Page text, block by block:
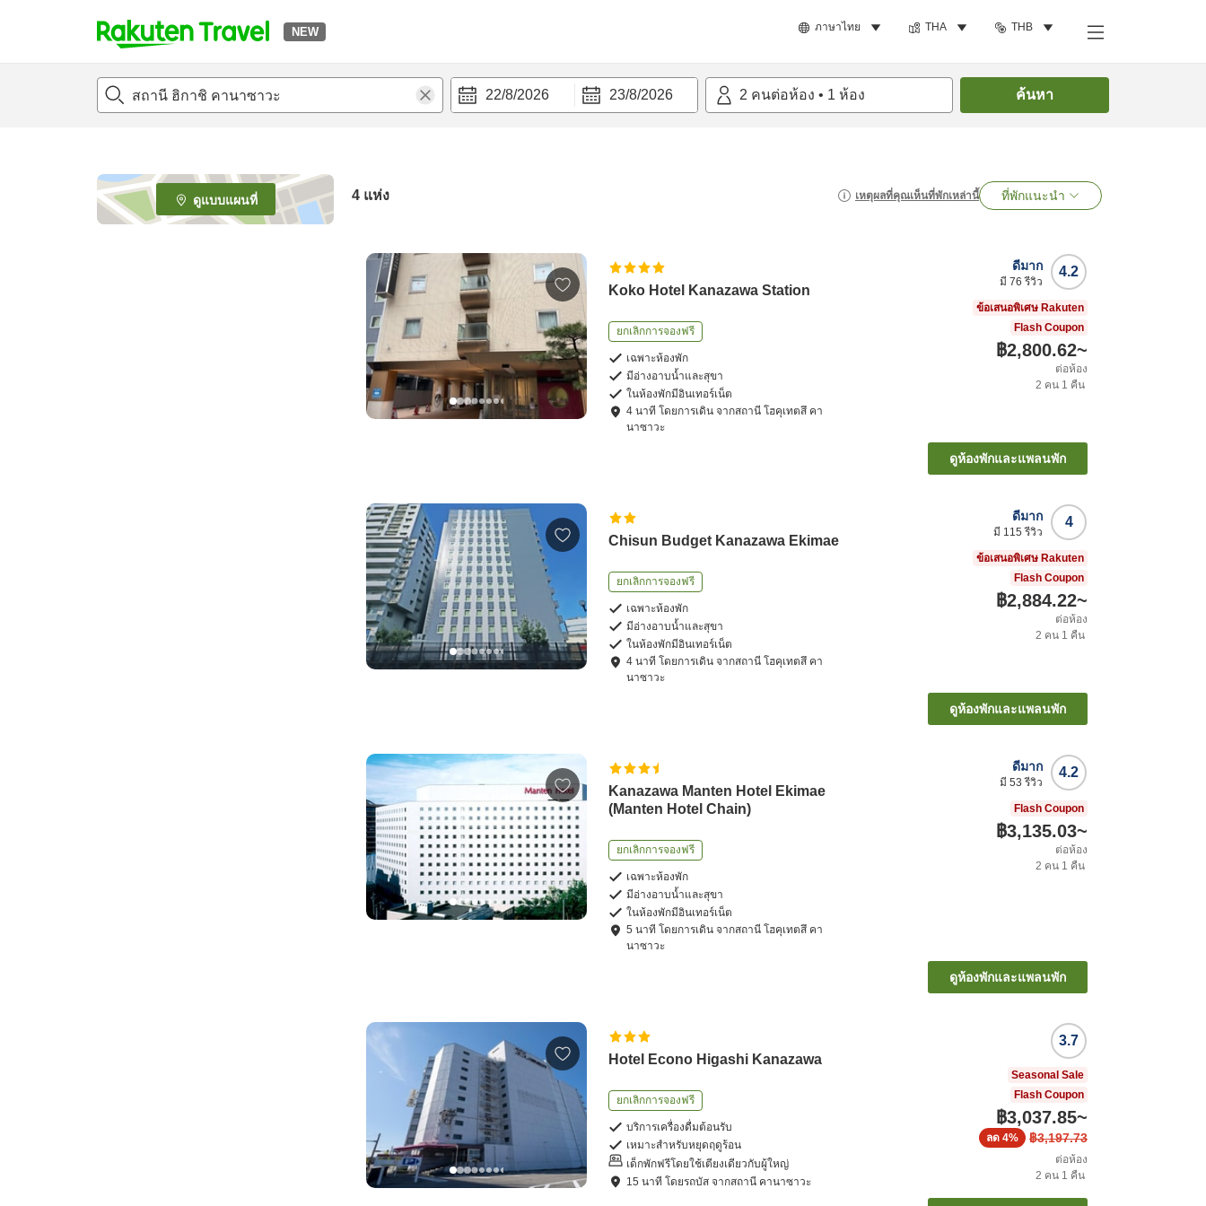
NEW ภาษาไทย THA THB
t
p
e
_
s
22/8/2026 23/8/2026 2 คนต่อห้อง • 1 ห้อง ค้นหา
ดูแบบแผนที่ 4 แห่ง เหตุผลที่คุณเห็นที่พักเหล่านี้ ที่พักแนะนำ
Koko Hotel Kanazawa Station
ยกเลิกการจองฟรี
เฉพาะห้องพัก
มีอ่างอาบน้ำและสุขา
ในห้องพักมีอินเทอร์เน็ต
4 นาที โดยการเดิน จากสถานี โฮคุเทตสึ คา
นาซาวะ
4.2
ดีมาก
มี 76 รีวิว
ข้อเสนอพิเศษ Rakuten
Flash Coupon
฿2,800.62~
ต่อห้อง
2 คน 1 คืน
ดูห้องพักและแพลนพัก
Chisun Budget Kanazawa Ekimae
ยกเลิกการจองฟรี
เฉพาะห้องพัก
มีอ่างอาบน้ำและสุขา
ในห้องพักมีอินเทอร์เน็ต
4 นาที โดยการเดิน จากสถานี โฮคุเทตสึ คา
นาซาวะ
4
ดีมาก
มี 115 รีวิว
ข้อเสนอพิเศษ Rakuten
Flash Coupon
฿2,884.22~
ต่อห้อง
2 คน 1 คืน
ดูห้องพักและแพลนพัก
Kanazawa Manten Hotel Ekimae
(Manten Hotel Chain)
ยกเลิกการจองฟรี
เฉพาะห้องพัก
มีอ่างอาบน้ำและสุขา
ในห้องพักมีอินเทอร์เน็ต
5 นาที โดยการเดิน จากสถานี โฮคุเทตสึ คา
นาซาวะ
4.2
ดีมาก
มี 53 รีวิว
Flash Coupon
฿3,135.03~
ต่อห้อง
2 คน 1 คืน
ดูห้องพักและแพลนพัก
Hotel Econo Higashi Kanazawa
ยกเลิกการจองฟรี
บริการเครื่องดื่มต้อนรับ
เหมาะสำหรับหยุดฤดูร้อน
เด็กพักฟรีโดยใช้เตียงเดียวกับผู้ใหญ่
15 นาที โดยรถบัส จากสถานี คานาซาวะ
3.7
Seasonal Sale
Flash Coupon
฿3,037.85~
฿3,197.73
ลด 4%
ต่อห้อง
2 คน 1 คืน